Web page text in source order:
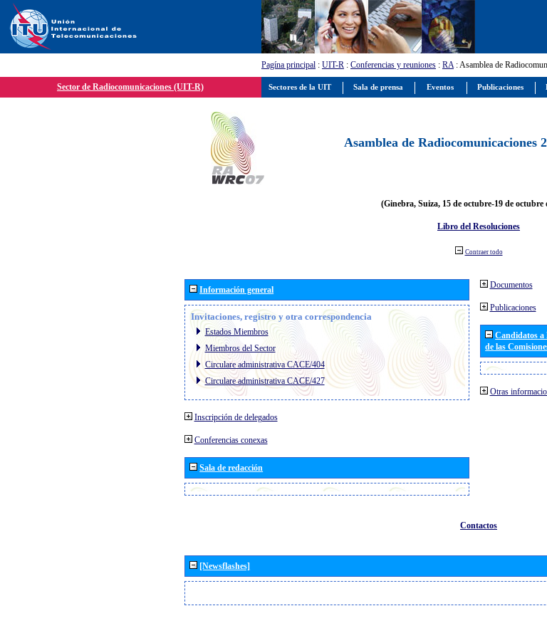
Pagína principal : UIT-R : Conferencias y reuniones : RA: Asamblea de
Sector de Radiocomunicaciones (UIT-R)
Asamblea de Radiocomunicaciones
(Ginebra, Suiza, 15 de octubre-19 de octubre
Libro del Resoluciones
Contraer todo
Información general
Invitaciones, registro y otra correspondencia
Estados Miembros
Miembros del Sector
Circulare administrativa CACE/404
Circulare administrativa CACE/427
Inscripción de delegados
Conferencias conexas
Sala de redacción
Documentos
Publicaciones
Candidatos a
de las
Otras
Contactos
[Newsflashes]
Sectores de la UIT Sala de prensa Eventos Publicaciones